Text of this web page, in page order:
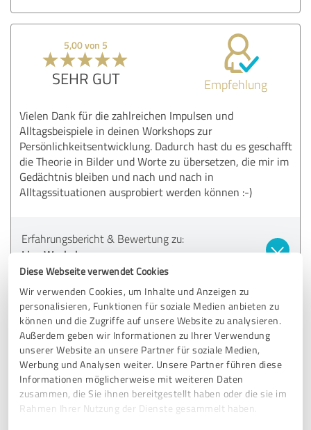
Diese Webseite verwendet Cookies
Wir verwenden Cookies, um Inhalte und Anzeigen zu
personalisieren, Funktionen für soziale Medien anbieten zu
können und die Zugriffe auf unsere Website zu analysieren.
Außerdem geben wir Informationen zu Ihrer Verwendung
unserer Website an unsere Partner für soziale Medien,
Werbung und Analysen weiter. Unsere Partner führen diese
Informationen möglicherweise mit weiteren Daten
zusammen, die Sie ihnen bereitgestellt haben oder die sie im
Rahmen Ihrer Nutzung der Dienste gesammelt haben.
5,00 von 5
SEHR GUT Empfehlung
Vielen Dank für die zahlreichen Impulsen und
Alltagsbeispiele in deinen Workshops zur
Persönlichkeitsentwicklung. Dadurch hast du es geschafft
die Theorie in Bilder und Worte zu übersetzen, die mir im
Gedächtnis bleiben und nach und nach in
Alltagssituationen ausprobiert werden können :-)
Erfahrungsbericht & Bewertung zu:
Live Workshop
02.06.2023 T.
Kommentar von JuliaBerg:
YES! Wie grandios! Die Bilder und Beispiele bleiben im
Gedächtnis, stimmt's?
Genau deshalb arbeite ich so gern damit - und es freut
mich riesig, zu lesen, dass du für dich eine
Bereicherung in deinem Alltag daraus mitnehmen